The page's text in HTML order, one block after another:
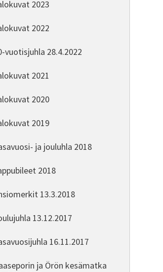
2023
2022
vuotisjuhla 28.4.2022
2021
2020
2019
ja jouluhla 2018
2018
13.3.2018
13.12.2017
16.11.2017
ja Örön kesämatka